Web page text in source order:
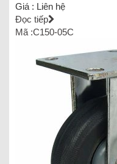
Giá : Liên hệ
Đọc tiếp
Mã :C150-05C